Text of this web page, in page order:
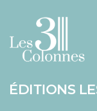
ÉDITIONS